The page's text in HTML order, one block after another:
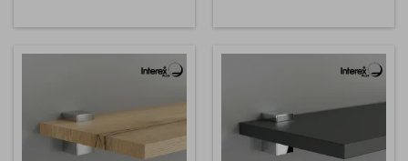
hervorragend für
Wohnzimmer, Vitrinen oder
Büromöbel. Der Halter ist für
von 4 bis 8 mm...
sodass er sich für
und gewerbliche Räume
eignet. Der Halter ist mit